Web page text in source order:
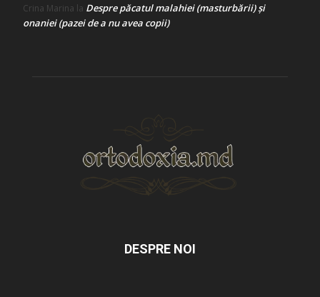
Crina Marina la Despre păcatul malahiei (masturbării) şi
onaniei (pazei de a nu avea copii)
DESPRE NOI